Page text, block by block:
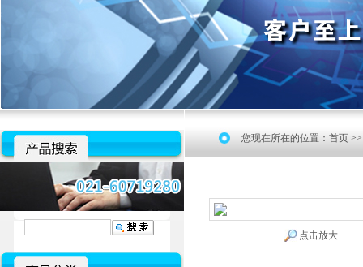
您现在所在的位置： 首页
点击放大